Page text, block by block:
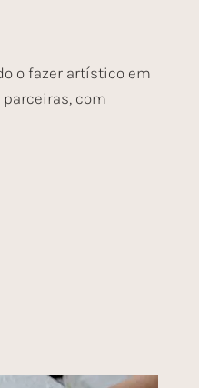
o fazer artístico em
com